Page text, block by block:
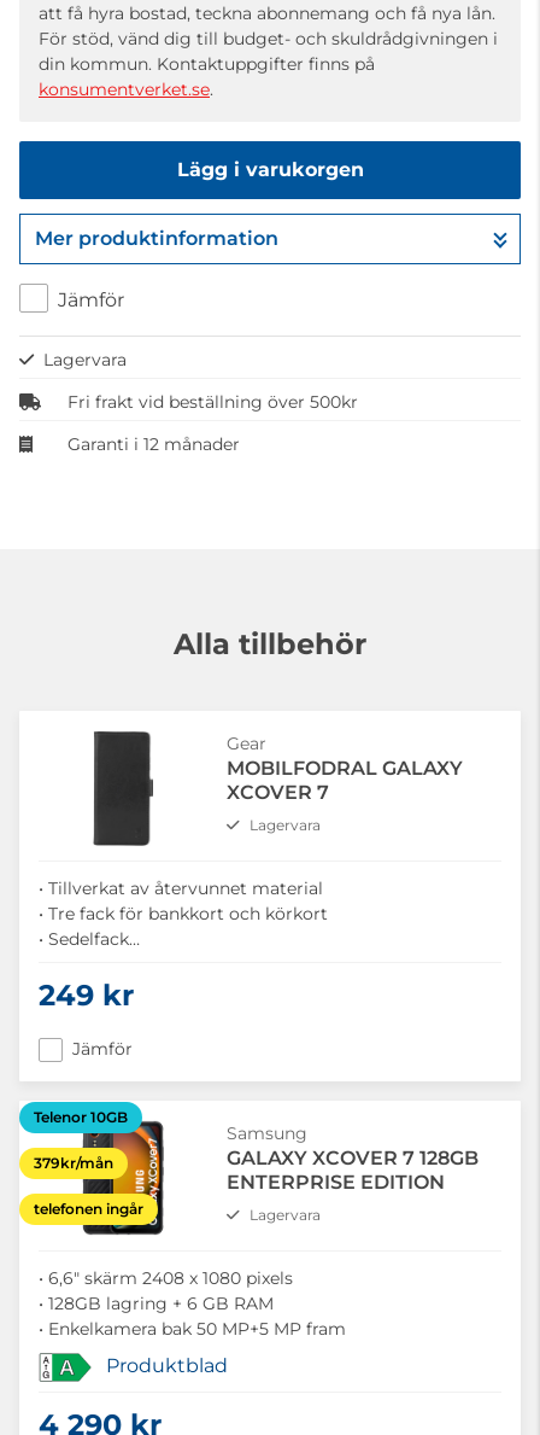
att få hyra bostad, teckna abonnemang och få nya lån.
För stöd, vänd dig till budget- och skuldrådgivningen i
din kommun. Kontaktuppgifter finns på
konsumentverket.se.
Lägg i varukorgen
Gå till kassan
Mer produktinformation
Jämför
Lagervara
Fri frakt vid beställning över 500kr
Garanti i 12 månader
Alla tillbehör
Gear
MOBILFODRAL GALAXY
XCOVER 7
Lagervara
• Tillverkat av återvunnet material
• Tre fack för bankkort och körkort
• Sedelfack
• Fingerhål för att enklare ta ut kort
249 kr
Jämför
Samsung
GALAXY XCOVER 7 128GB
ENTERPRISE EDITION
Lagervara
• 6,6" skärm 2408 x 1080 pixels
• 128GB lagring + 6 GB RAM
• Enkelkamera bak 50 MP+5 MP fram
Telenor 10GB
379kr/mån
telefonen ingår
A Produktblad
4 290 kr